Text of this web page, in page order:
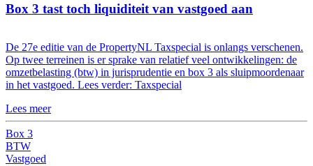
Box 3 tast toch liquiditeit van vastgoed aan
De 27e editie van de PropertyNL Taxspecial is onlangs verschenen.
Op twee terreinen is er sprake van relatief veel ontwikkelingen: de
omzetbelasting (btw) in jurisprudentie en box 3 als sluipmoordenaar
in het vastgoed. Lees verder: Taxspecial
Lees meer
Box 3
BTW
Vastgoed